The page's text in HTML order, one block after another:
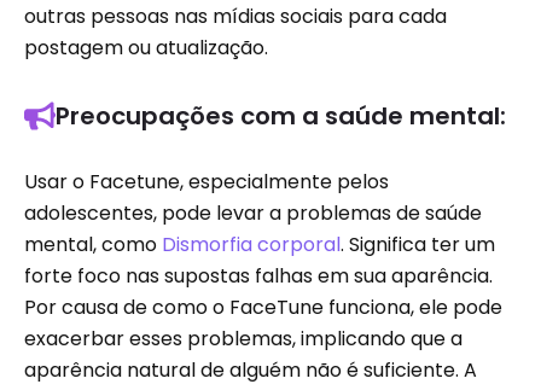
outras pessoas nas mídias sociais para cada
postagem ou atualização.
Preocupações com a saúde mental:
Usar o Facetune, especialmente pelos
adolescentes, pode levar a problemas de saúde
mental, como Dismorfia corporal. Significa ter um
forte foco nas supostas falhas em sua aparência.
Por causa de como o FaceTune funciona, ele pode
exacerbar esses problemas, implicando que a
aparência natural de alguém não é suficiente. A